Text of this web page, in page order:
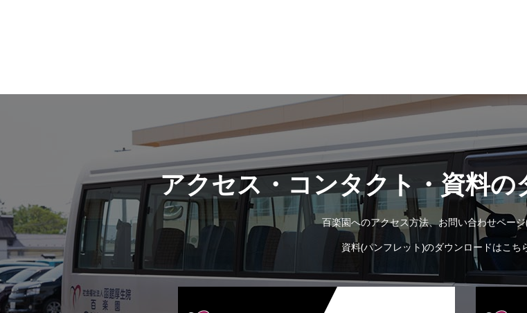
アクセス・コンタクト・資料の
百楽園へのアクセス方法、お問い合わせペー
資料(パンフレット)のダウンロードはこち